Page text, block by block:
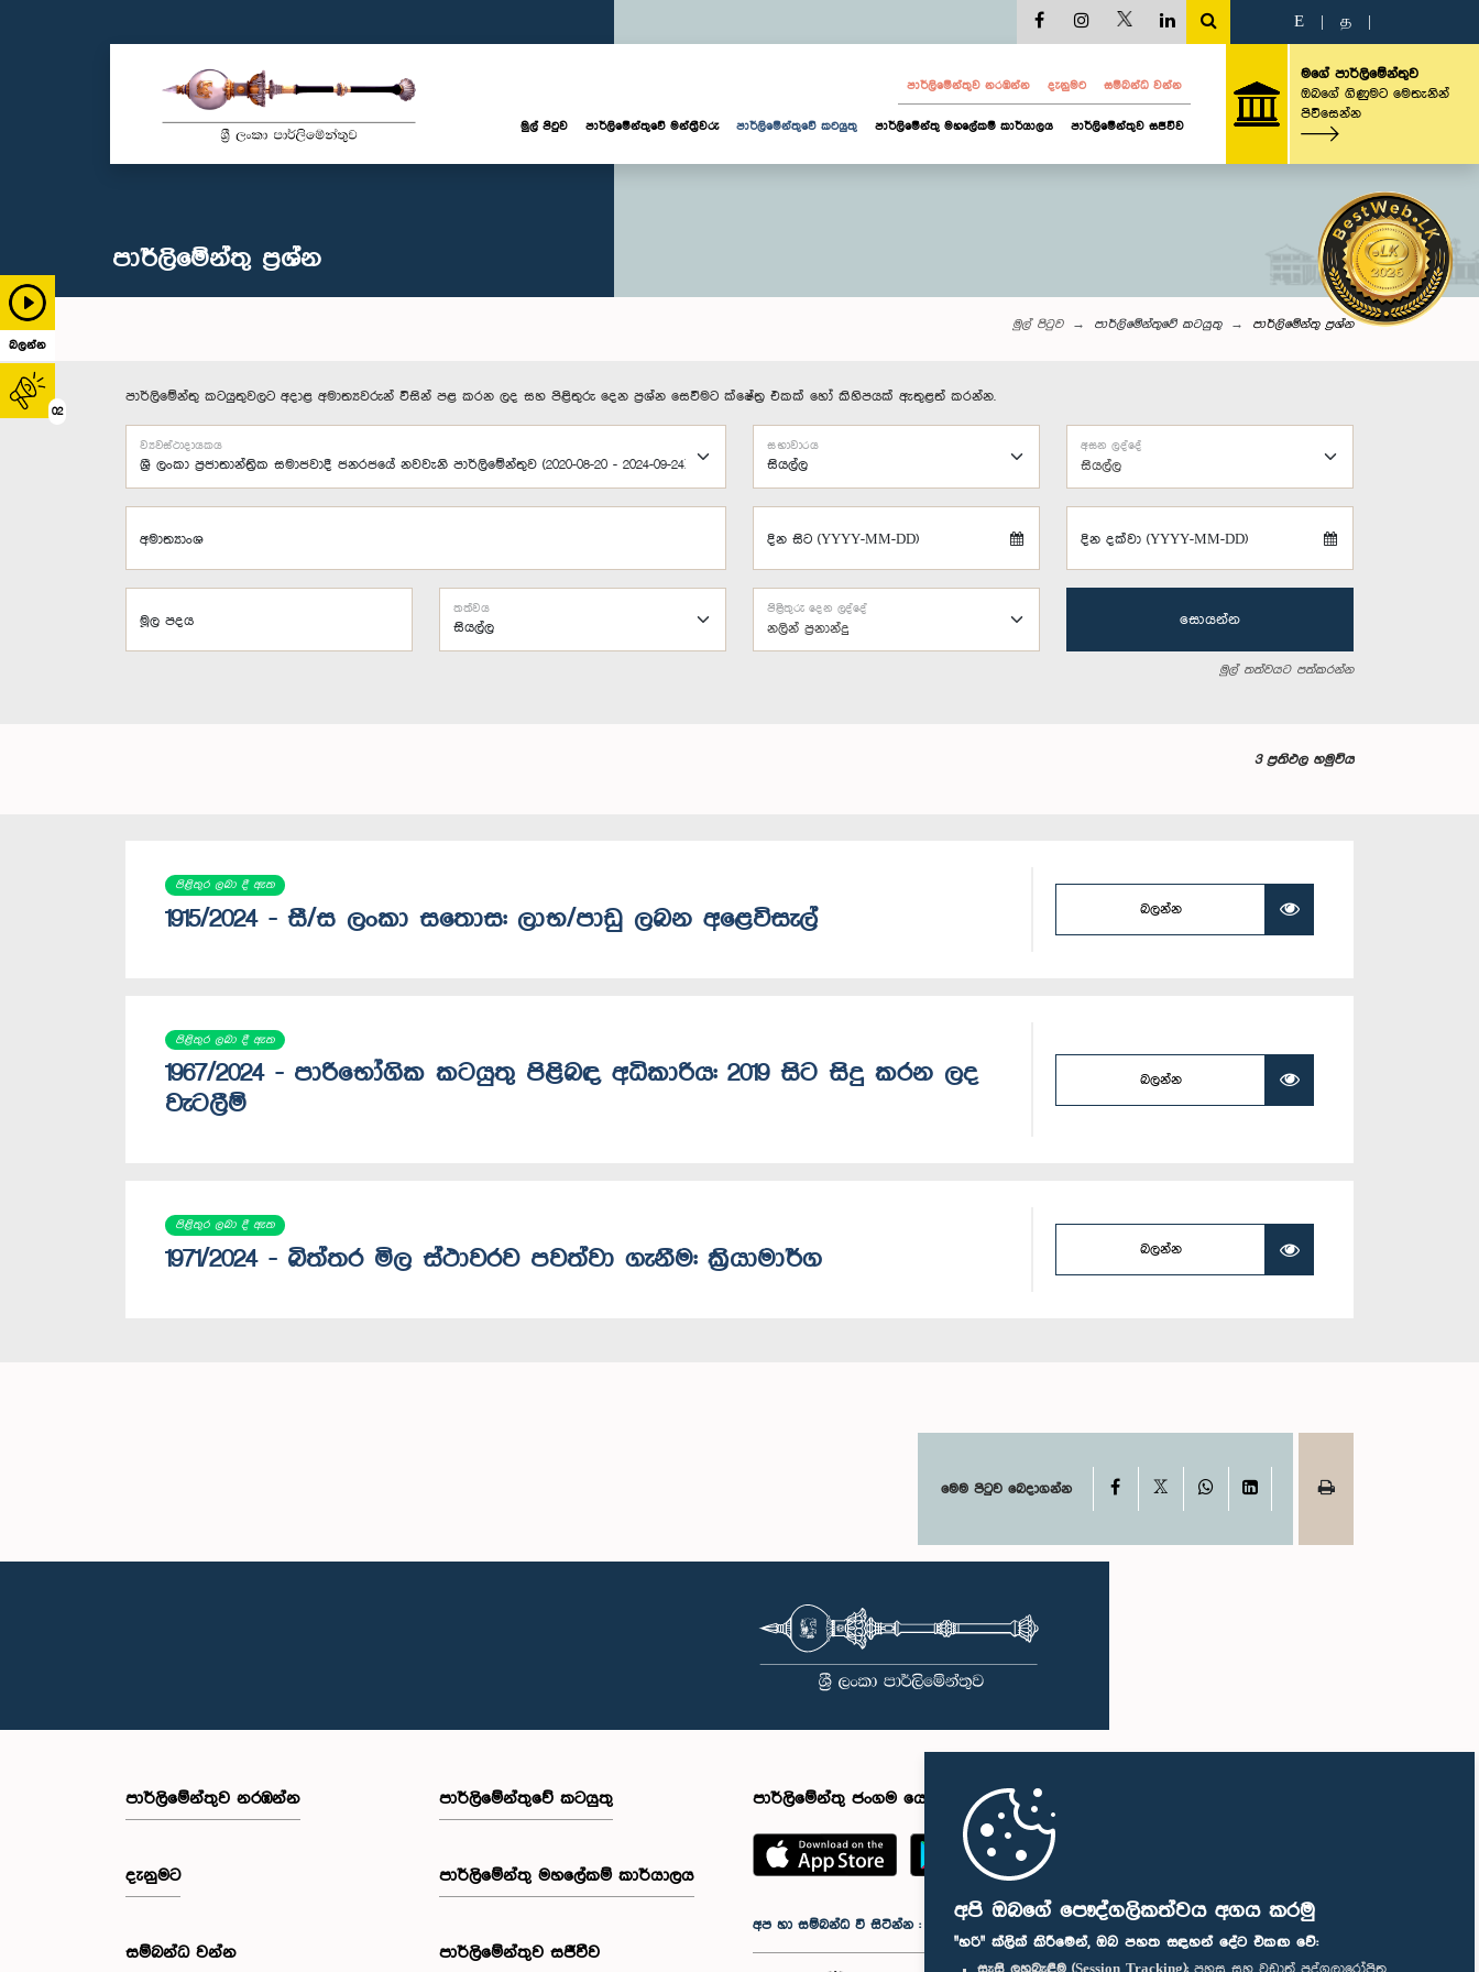
අපි ඔබගේ පෞද්ගලිකත්වය අගය කරමු
"හරි" ක්ලික් කිරීමෙන්, ඔබ පහත සඳහන් දේට එකඟ වේ:
බලන්න
02
E த
පාර්ලි‌මේන්තුව නරඹන්න දැනුමට සම්බන්ධ වන්න
මුල් පිටුව පාර්ලි‌මේන්තුවේ මන්ත්‍රීවරු පාර්ලිමේන්තුවේ කටයුතු පාර්ලිමේන්තු මහලේකම් කාර්යාලය පාර්ලිමේන්තුව සජීවීව
මගේ පාර්ලිමේන්තුව
ඔබගේ ගිණුමට මෙතැනින්
පිවිසෙන්න
පාර්ලි‌මේන්තු‌ ප්‍රශ්න
මුල් පිටුව පාර්ලිමේන්තුවේ කටයුතු පාර්ලි‌මේන්තු‌ ප්‍රශ්න
පාර්ලිමේන්තු කටයුතුවලට අදාළ අමාත්‍යවරුන් විසින් පළ කරන ලද සහ පිළිතුරු දෙන ප්‍රශ්න සෙවීමට ක්ෂේත්‍ර එකක් හෝ කිහිපයක් ඇතුළත් කරන්න.
ව්‍යවස්ථාදායකය සභාවාරය
සියල්ල
අසන ලද්දේ
අමාත්‍යාංශ දින සිට (YYYY-MM-DD) දින දක්වා (YYYY-MM-DD)
මූල පදය
තත්වය
නලින් ප්‍රනාන්දු
පිළිතුරු දෙන ලද්දේ
සොයන්න
මුල් තත්වයට පත්කරන්න
3 ප්‍රතිඵල හමුවිය
පිළිතුර ලබා දී ඇත
1915/2024 - සී/ස ලංකා සතොස: ලාභ/පාඩු ලබන අළෙවිසැල් බලන්න
පිළිතුර ලබා දී ඇත
1967/2024 - පාරිභෝගික කටයුතු පිළිබඳ අධිකාරිය: 2019 සිට සිදු කරන ලද
වැටලීම්
බලන්න
පිළිතුර ලබා දී ඇත
1971/2024 - බිත්තර මිල ස්ථාවරව පවත්වා ගැනීම: ක්‍රියාමාර්ග බලන්න
මෙම පිටුව බෙදාගන්න Facebook WhatsAppLinkedIn
පාර්ලි‌මේන්තුව නරඹන්න
දැනුමට
සම්බන්ධ වන්න
පාර්ලිමේන්තුවේ කටයුතු
පාර්ලිමේන්තු මහලේකම් කාර්යාලය
පාර්ලිමේන්තුව සජීවීව
පාර්ලිමේන්තු ජංගම යෙදුම
අප හා සම්බන්ධ වී සිටින්න :